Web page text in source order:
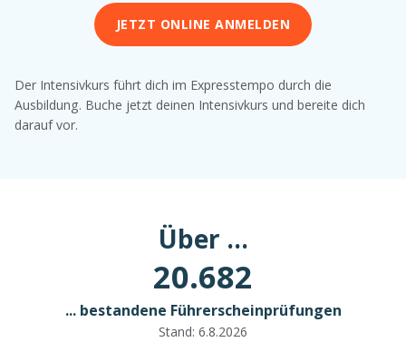
JETZT ONLINE ANMELDEN
Der Intensivkurs führt dich im Expresstempo durch die
Ausbildung. Buche jetzt deinen Intensivkurs und bereite dich
darauf vor.
Über ...
20.682
... bestandene Führerscheinprüfungen
Stand: 6.8.2026